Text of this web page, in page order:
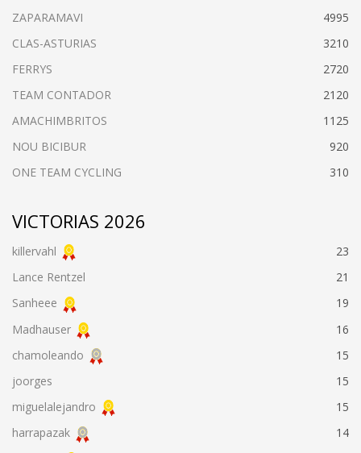
ZAPARAMAVI
4995
CLAS-ASTURIAS
3210
FERRYS
2720
TEAM CONTADOR
2120
AMACHIMBRITOS
1125
NOU BICIBUR
920
ONE TEAM CYCLING
310
VICTORIAS 2026
killervahl
23
Lance Rentzel
21
Sanheee
19
Madhauser
16
chamoleando
15
joorges
15
miguelalejandro
15
harrapazak
14